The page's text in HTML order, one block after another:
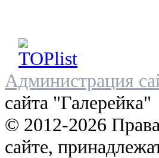
Администрация
сайта "Галерейка"
© 2012-2026
сайте,